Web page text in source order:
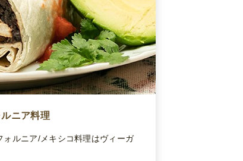
ニア料理
ルニア/メキシコ料理はヴィーガ